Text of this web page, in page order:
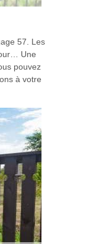
57. Les
Une
pouvez
à votre